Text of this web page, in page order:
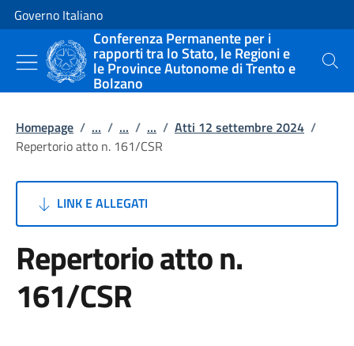
Vai al contenuto
Vai alla navigazione del sito
Governo Italiano
Conferenza Permanente per i
rapporti tra lo Stato, le Regioni e
le Province Autonome di Trento e
Bolzano
Cerca
Homepage / ... / ... / ... / Atti 12 settembre 2024 /
Repertorio atto n. 161/CSR
LINK E ALLEGATI
Repertorio atto n.
161/CSR